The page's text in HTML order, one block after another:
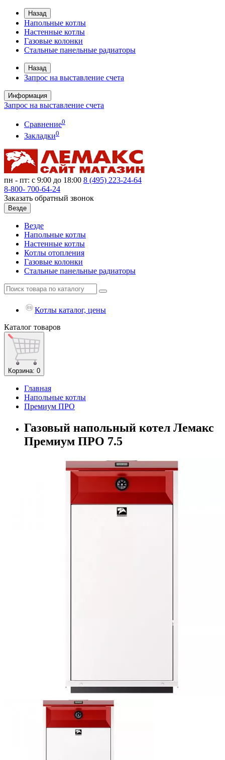
Назад
Напольные котлы
Настенные котлы
Газовые колонки
Стальные панельные радиаторы
Назад
Запрос на выставление счета
Информация
Запрос на выставление счета
Сравнение0
Закладки0
пн - пт: с 9:00 до 18:00 8 (495) 223-24-64
8-800- 700-64-24
Заказать обратный звонок
Везде
Везде
Напольные котлы
Настенные котлы
Котлы отопления
Газовые колонки
Стальные панельные радиаторы
Котлы каталог, цены
Каталог товаров
Корзина: 0
Главная
Напольные котлы
Премиум ПРО
Газовый напольный котел Лемакс
Премиум ПРО 7.5